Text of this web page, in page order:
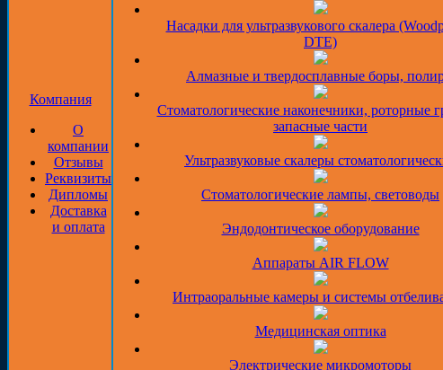
Компания
О
компании
Отзывы
Реквизиты
Дипломы
Доставка
и оплата
Насадки для ультразвукового скалера
DTE)
Алмазные и твердосплавные боры,
Стоматологические наконечники, роторные
запасные части
Ультразвуковые скалеры
Стоматологические лампы, световоды
Эндодонтическое оборудование
Аппараты AIR FLOW
Интраоральные камеры и системы
Медицинская оптика
Электрические микромоторы